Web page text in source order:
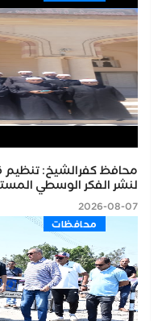
محافظ كفرالشيخ: تنظيم
لنشر الفكر الوسطي
2026-08-07
محافظات